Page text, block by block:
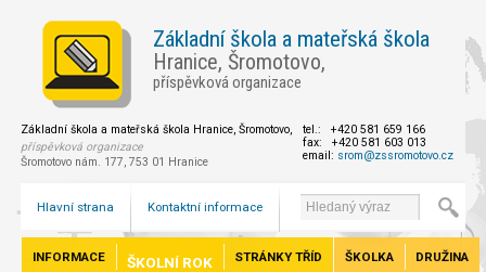
Základní škola a mateřská škola
Hranice, Šromotovo,
příspěvková organizace
Základní škola a mateřská škola Hranice, Šromotovo,
příspěvková organizace
Šromotovo nám. 177, 753 01 Hranice
tel.: +420 581 659 166
fax: +420 581 603 013
email: srom@zssromotovo.cz
Hlavní strana Kontaktní informace
INFORMACE ŠKOLNÍ ROK STRÁNKY TŘÍD ŠKOLKA DRUŽINA